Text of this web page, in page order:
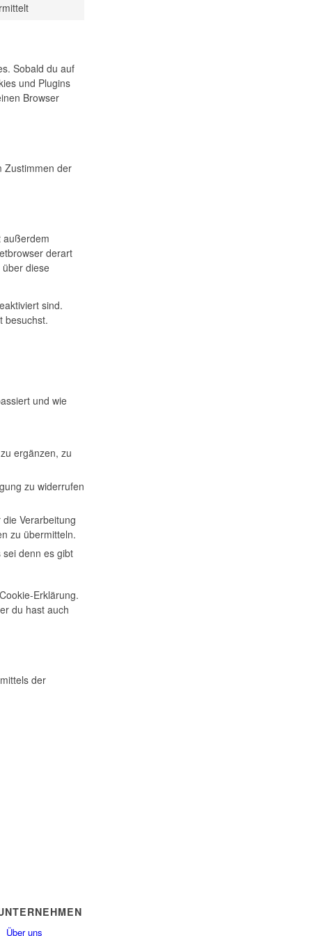
facebook
Sobald du auf
und Plugins
Browser
Zustimmen der
außerdem
derart
diese
sind.
besuchst.
und wie
ergänzen, zu
zu widerrufen
Verarbeitung
zu übermitteln.
denn es gibt
Erklärung.
du hast auch
der
Über uns